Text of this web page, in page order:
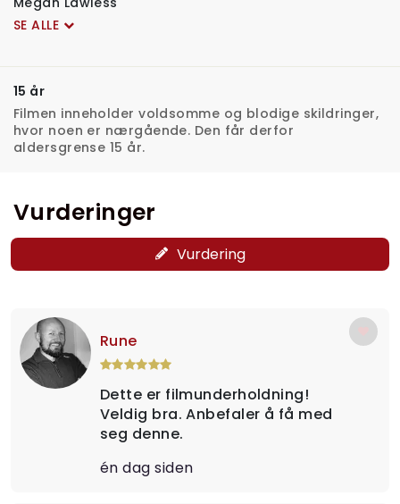
SE ALLE
15 år
Filmen inneholder voldsomme og blodige skildringer,
hvor noen er nærgående. Den får derfor
aldersgrense 15 år.
Vurderinger
Vurdering
Rune
Dette er filmunderholdning!
Veldig bra. Anbefaler å få med
seg denne.
én dag siden